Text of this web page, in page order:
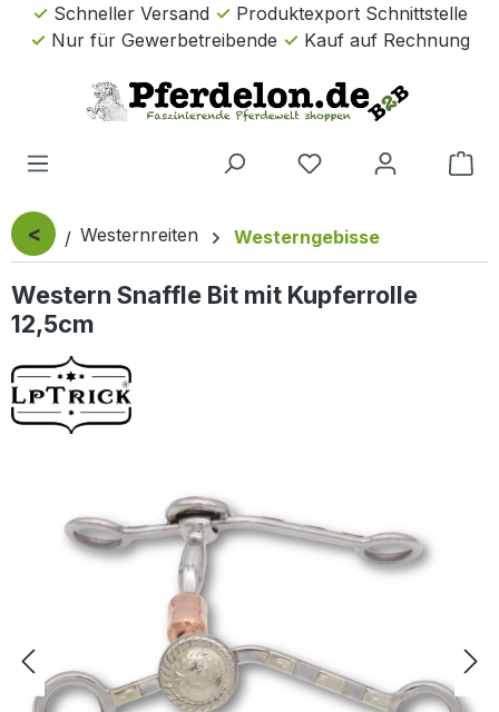
Zum Hauptinhalt springen
Schneller Versand
Produktexport Schnittstelle
Nur für Gewerbetreibende
Kauf auf Rechnung
< Westernreiten Westerngebisse
Western Snaffle Bit mit Kupferrolle
12,5cm
Bildergalerie überspringen